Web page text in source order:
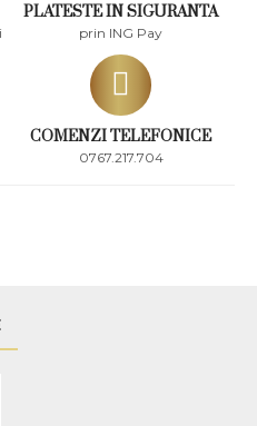
PLATESTE IN SIGURANTA
prin ING Pay
COMENZI TELEFONICE
0767.217.704